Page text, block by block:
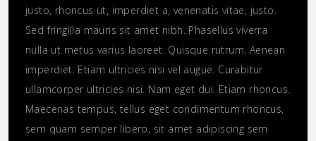
justo, rhoncus ut, imperdiet a, venenatis vitae, justo.
Sed fringilla mauris sit amet nibh. Phasellus viverra
nulla ut metus varius laoreet. Quisque rutrum. Aenean
imperdiet. Etiam ultricies nisi vel augue. Curabitur
ullamcorper ultricies nisi. Nam eget dui. Etiam rhoncus.
Maecenas tempus, tellus eget condimentum rhoncus,
sem quam semper libero, sit amet adipiscing sem